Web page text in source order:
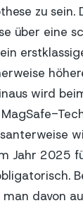
zu sein.
über eine
wird
Jahr 2025
davon